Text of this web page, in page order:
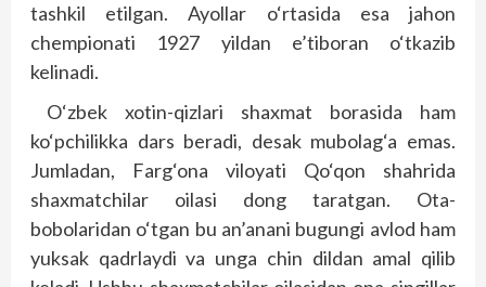
tashkil etilgan. Ayollar o‘rtasida esa jahon
chempionati 1927 yildan e’tiboran o‘tkazib
kelinadi.
O‘zbek xotin-qizlari shaxmat borasida ham
ko‘pchilikka dars beradi, desak mubolag‘a emas.
Jumladan, Farg‘ona viloyati Qo‘qon shahrida
shaxmatchilar oilasi dong taratgan. Ota-
bobolaridan o‘tgan bu an’anani bugungi avlod ham
yuksak qadrlaydi va unga chin dildan amal qilib